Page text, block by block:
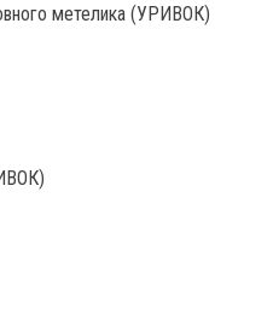
метелика (УРИВОК)